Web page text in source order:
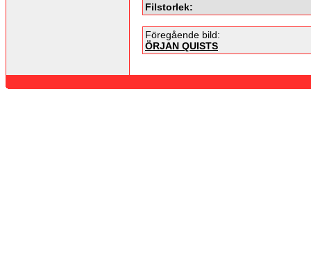
Filstorlek:
Föregående bild:
ÖRJAN QUISTS